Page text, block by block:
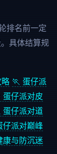
排名前一定
具体结算规
🏃 蛋仔派
蛋仔派对皮
蛋仔派对道
仔派对巅峰
康与防沉迷